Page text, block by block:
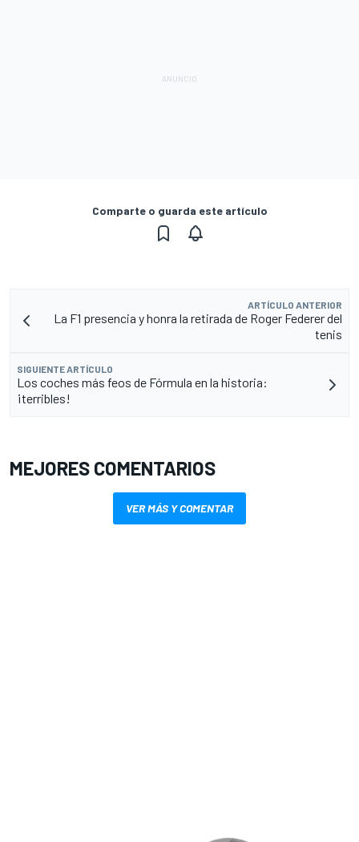
Comparte o guarda este artículo
ARTÍCULO ANTERIOR
La F1 presencia y honra la retirada de Roger Federer del
tenis
SIGUIENTE ARTÍCULO
Los coches más feos de Fórmula en la historia:
¡terribles!
MEJORES COMENTARIOS
VER MÁS Y COMENTAR